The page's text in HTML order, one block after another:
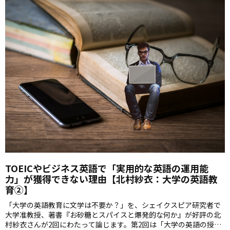
TOEICやビジネス英語で「実用的な英語の運用能
力」が獲得できない理由【北村紗衣：大学の英語教
育②】
「大学の英語教育に文学は不要か？」を、シェイクスピア研究者で
大学准教授、著書『お砂糖とスパイスと爆発的な何か』が好評の北
村紗衣さんが2回にわたって論じます。第2回は「大学の英語の授業